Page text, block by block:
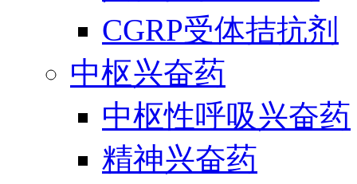
CGRP受体拮抗剂
中枢兴奋药
中枢性呼吸兴奋药
精神兴奋药